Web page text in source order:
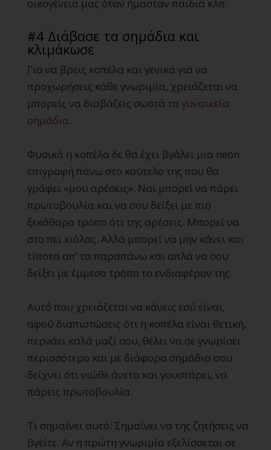
οικογένεια μας όταν ήμασταν παιδιά κλπ.
#4 Διάβασε τα σημάδια και
κλιμάκωσε
Για να βρεις κοπέλα και γενικά για να
προχωρήσεις κάθε γνωριμία, χρειάζεται να
μπορείς να διαβάζεις σωστά τα γυναικεία
σημάδια.
Φυσικά η κοπέλα δε θα έχει βγάλει μια neon
επιγραφή πάνω στο κούτελο της που θα
γράφει «μου αρέσεις». Ναι μπορεί να πάρει
πρωτοβουλία και να σου δείξει με πιο
ξεκάθαρο τρόπο ότι της αρέσεις. Μπορεί να
στο πει κιόλας. Αλλά μπορεί να μην κάνει και
τίποτα απ’ τα παραπάνω και απλά να σου
δείξει με έμμεσο τρόπο το ενδιαφέρον της.
Αυτό που χρειάζεται να κάνεις εσύ είναι,
αφού διαπιστώσεις ότι η κοπέλα είναι θετική,
περνάει καλά μαζί σου, θέλει να σε γνωρίσει
περισσότερο και με διάφορα σημάδια σου
δείχνει ότι νιώθε άνετα και γουστάρει, να
πάρεις πρωτοβουλία.
Τι σημαίνει αυτό; Σημαίνει να της ζητήσεις να
βγείτε. Αν η πρώτη γνωριμία εξελίσσεται σε